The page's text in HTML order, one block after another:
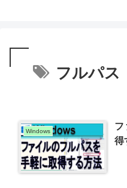
フルパス
Windows
フ
得